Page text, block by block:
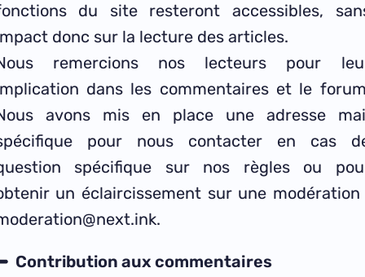
du site resteront accessibles,
donc sur la lecture des articles.
remercions nos lecteurs pour
dans les commentaires et le
avons mis en place une adresse
pour nous contacter en cas
spécifique sur nos règles ou
un éclaircissement sur une modération
Contribution aux commentaires